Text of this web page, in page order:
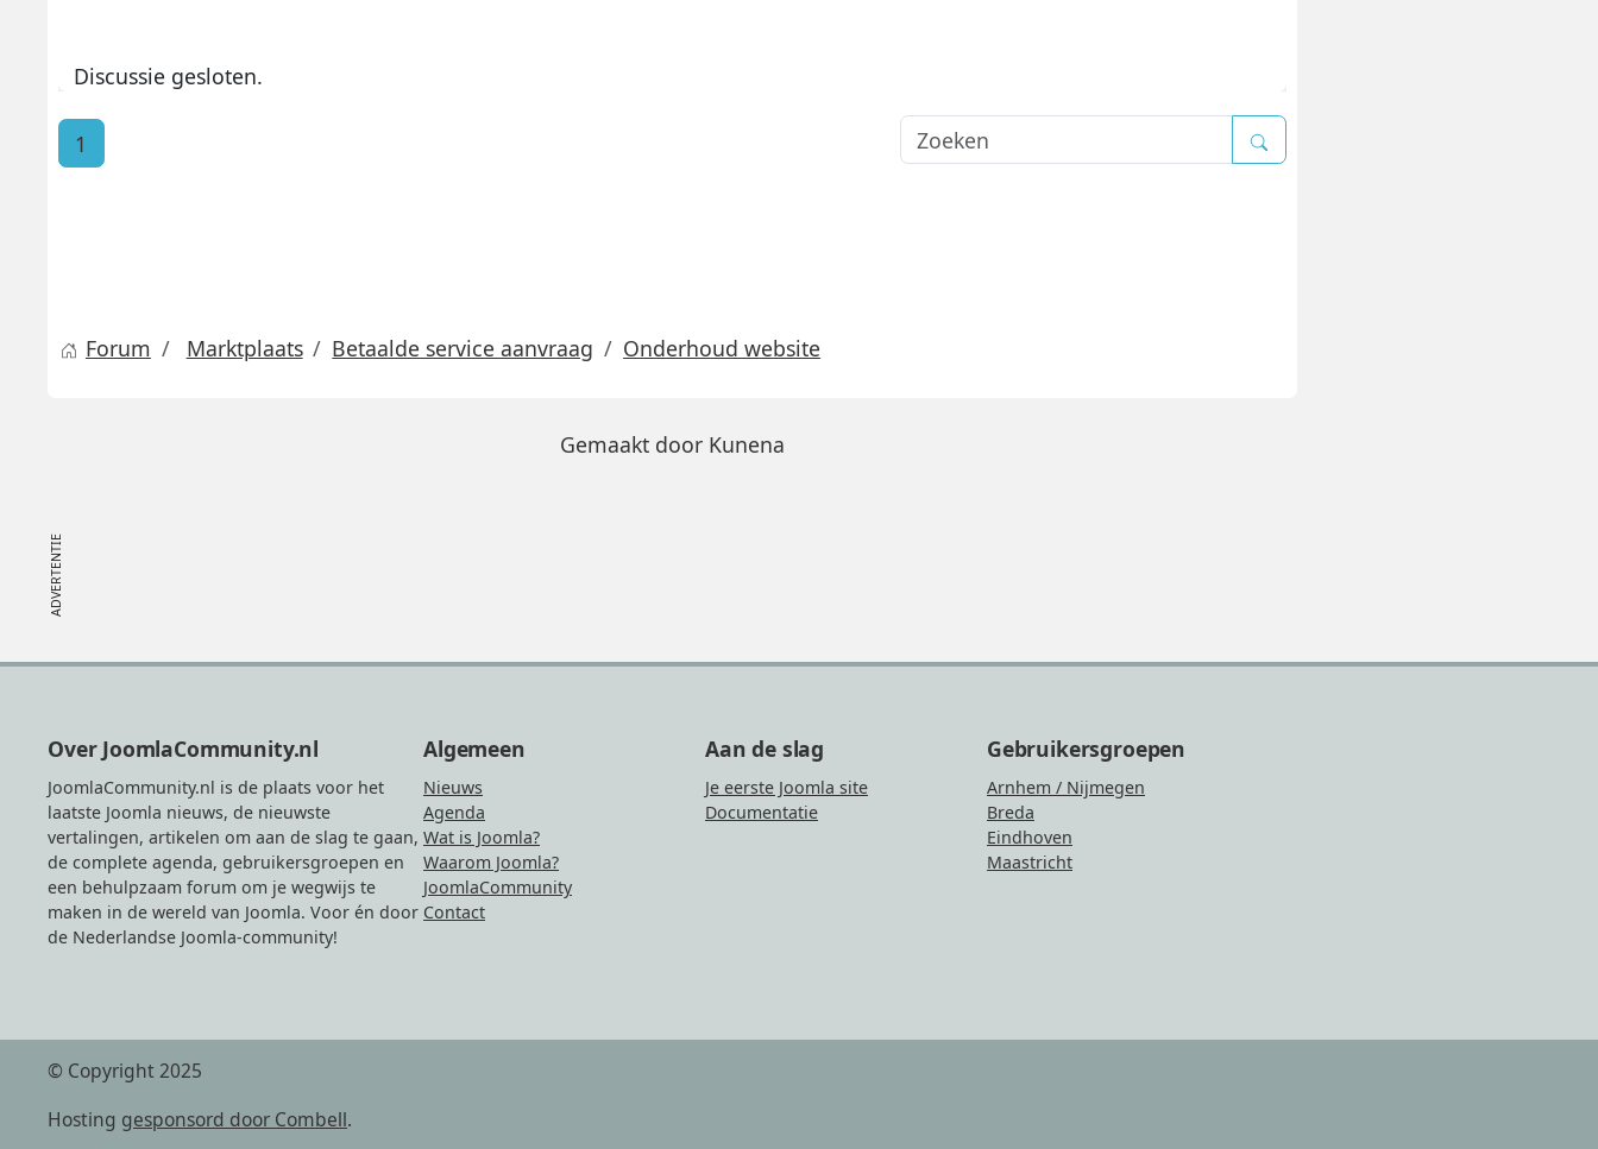
Discussie gesloten.
1
Forum Marktplaats Betaalde service aanvraag Onderhoud website
Gemaakt door Kunena
Over JoomlaCommunity.nl
JoomlaCommunity.nl is de plaats voor het
laatste Joomla nieuws, de nieuwste
vertalingen, artikelen om aan de slag te gaan,
de complete agenda, gebruikersgroepen en
een behulpzaam forum om je wegwijs te
maken in de wereld van Joomla. Voor én door
de Nederlandse Joomla-community!
Algemeen
Nieuws
Agenda
Wat is Joomla?
Waarom Joomla?
JoomlaCommunity
Contact
Aan de slag
Je eerste Joomla site
Documentatie
Gebruikersgroepen
Arnhem / Nijmegen
Breda
Eindhoven
Maastricht
© Copyright 2025
Hosting gesponsord door Combell.